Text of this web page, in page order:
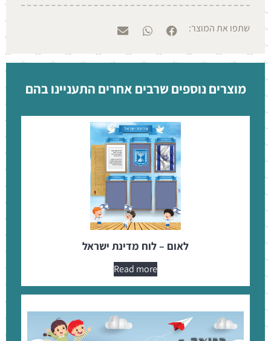
שתפו את המוצר:
מוצרים נוספים שרבים אחרים התעניינו בהם
לאום – לוח מדינת ישראל
Read more